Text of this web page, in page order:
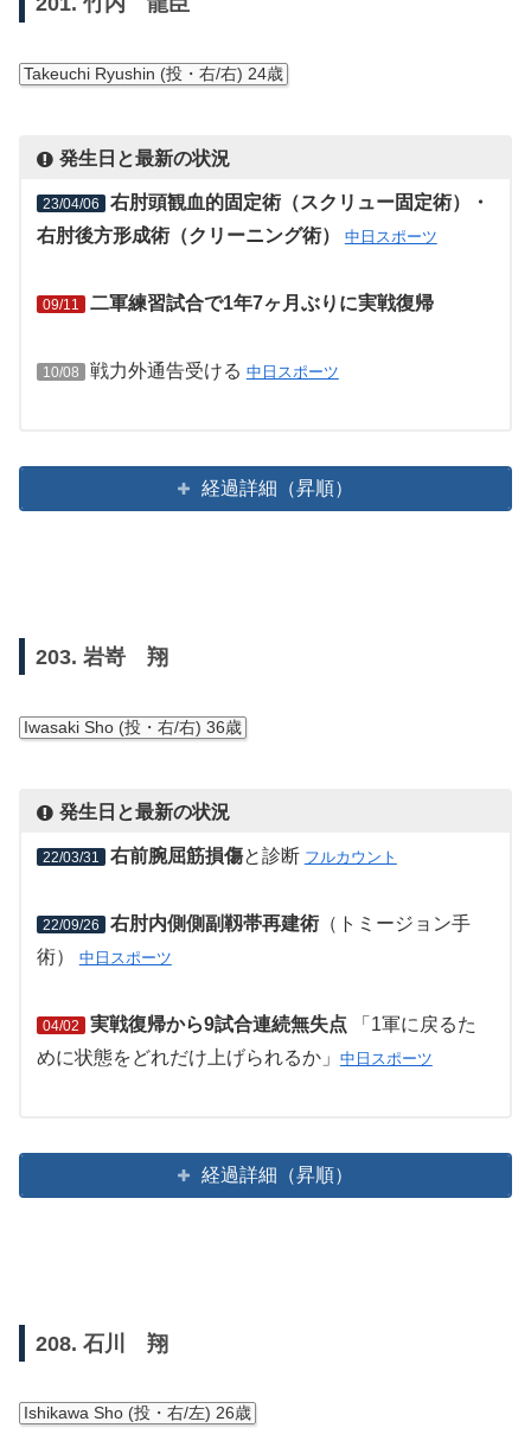
Takeuchi Ryushin (投・右/右) 24歳
発生日と最新の状況
23/04/06
右肘頭観血的固定術（スクリュー固定術）・
右肘後方形成術（クリーニング術）
中日スポーツ
09/11 二軍練習試合で1年7ヶ月ぶりに実戦復帰
10/08 戦力外通告受ける 中日スポーツ
経過詳細（昇順）
203. 岩嵜 翔
Iwasaki Sho (投・右/右) 36歳
発生日と最新の状況
22/03/31 右前腕屈筋損傷と診断 フルカウント
22/09/26 右肘内側側副靱帯再建術（トミージョン手
術） 中日スポーツ
04/02 実戦復帰から9試合連続無失点 「1軍に戻るた
めに状態をどれだけ上げられるか」 中日スポーツ
経過詳細（昇順）
208. 石川 翔
Ishikawa Sho (投・右/左) 26歳